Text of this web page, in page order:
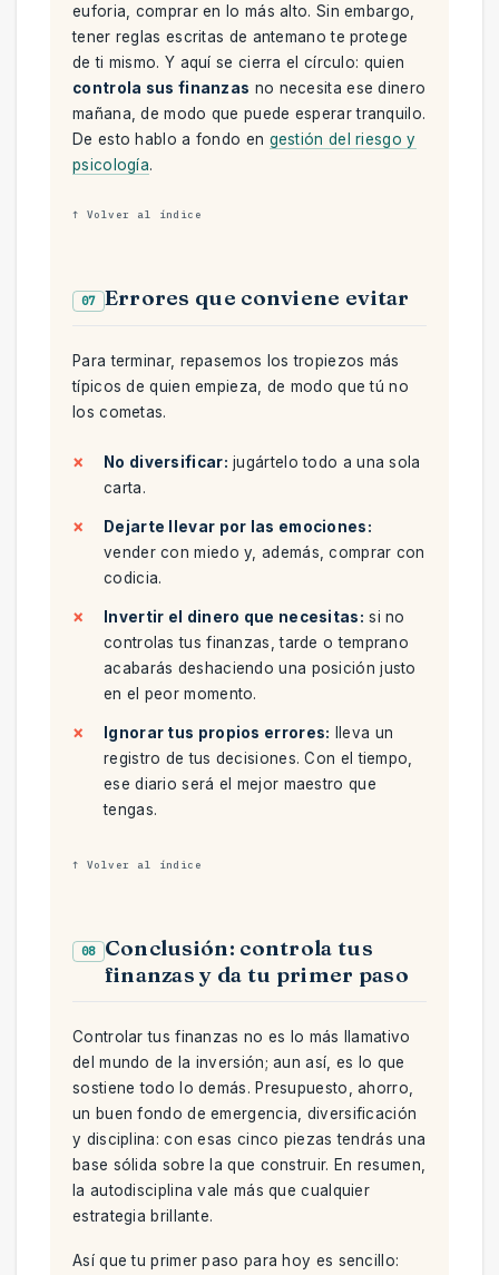
euforia, comprar en lo más alto. Sin embargo,
tener reglas escritas de antemano te protege
de ti mismo. Y aquí se cierra el círculo: quien
controla sus finanzas no necesita ese dinero
mañana, de modo que puede esperar tranquilo.
De esto hablo a fondo en gestión del riesgo y
psicología.
↑ Volver al índice
07 Errores que conviene evitar
Para terminar, repasemos los tropiezos más
típicos de quien empieza, de modo que tú no
los cometas.
No diversificar: jugártelo todo a una sola
carta.
Dejarte llevar por las emociones:
vender con miedo y, además, comprar con
codicia.
Invertir el dinero que necesitas: si no
controlas tus finanzas, tarde o temprano
acabarás deshaciendo una posición justo
en el peor momento.
Ignorar tus propios errores: lleva un
registro de tus decisiones. Con el tiempo,
ese diario será el mejor maestro que
tengas.
↑ Volver al índice
08 Conclusión: controla tus
finanzas y da tu primer paso
Controlar tus finanzas no es lo más llamativo
del mundo de la inversión; aun así, es lo que
sostiene todo lo demás. Presupuesto, ahorro,
un buen fondo de emergencia, diversificación
y disciplina: con esas cinco piezas tendrás una
base sólida sobre la que construir. En resumen,
la autodisciplina vale más que cualquier
estrategia brillante.
Así que tu primer paso para hoy es sencillo: